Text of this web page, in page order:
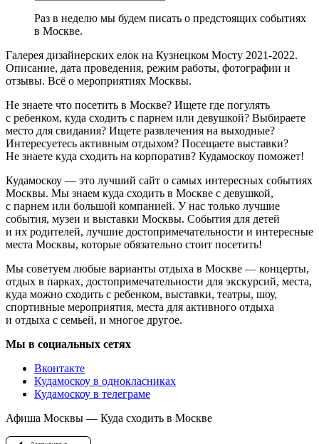
Раз в неделю мы будем писать о предстоящих событиях
в Москве.
Галерея дизайнерских елок на Кузнецком Мосту 2021-2022.
Описание, дата проведения, режим работы, фотографии и
отзывы. Всё о мероприятиях Москвы.
Не знаете что посетить в Москве? Ищете где погулять
с ребенком, куда сходить с парнем или девушкой? Выбираете
место для свидания? Ищете развлечения на выходные?
Интересуетесь активным отдыхом? Посещаете выставки?
Не знаете куда сходить на корпоратив? Кудамоскоу поможет!
Кудамоскоу — это лучший сайт о самых интересных событиях
Москвы. Мы знаем куда сходить в Москве с девушкой,
с парнем или большой компанией. У нас только лучшие
события, музеи и выставки Москвы. События для детей
и их родителей, лучшие достопримечательности и интересные
места Москвы, которые обязательно стоит посетить!
Мы советуем любые варианты отдыха в Москве — концерты,
отдых в парках, достопримечательности для экскурсий, места,
куда можно сходить с ребенком, выставки, театры, шоу,
спортивные мероприятия, места для активного отдыха
и отдыха с семьей, и многое другое.
Мы в социальных сетях
Вконтакте
Кудамоскоу в однокласниках
Кудамоскоу в телеграме
Афиша Москвы — Куда сходить в Москве